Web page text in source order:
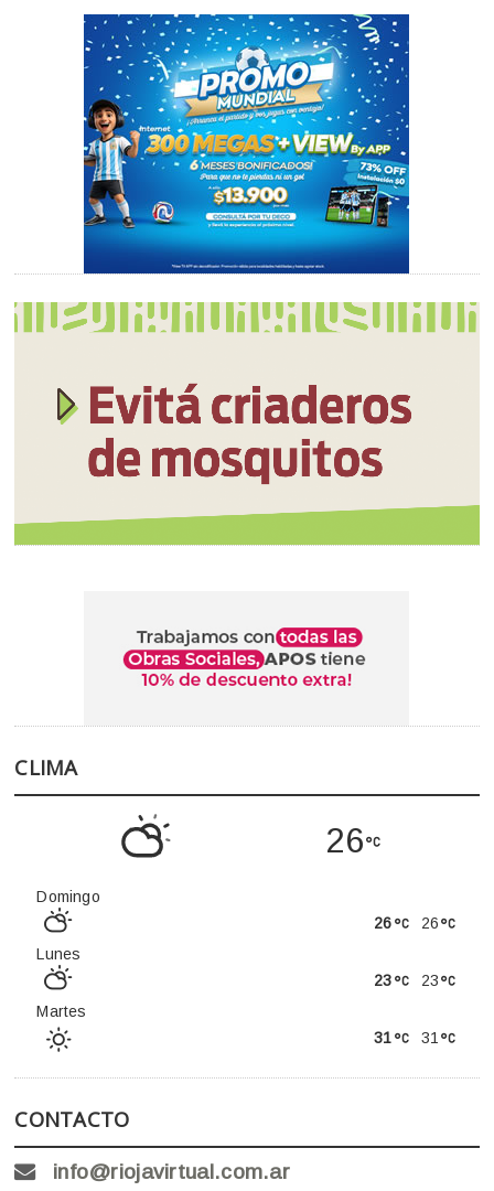
CLIMA
26
Domingo
26
26
Lunes
23
23
Martes
31
31
CONTACTO
info@riojavirtual.com.ar